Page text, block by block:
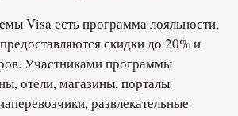
Visa есть программа лояльности,
скидки до 20% и
Участниками программы
отели, магазины, порталы
развлекательные